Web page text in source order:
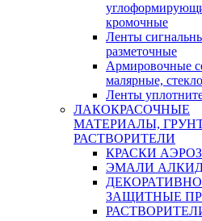
кромочные
Ленты
разметочные
Армировочные
малярные,
Ленты
ЛАКОКРАСОЧНЫЕ
МАТЕРИАЛЫ,
РАСТВОРИТЕЛИ
КРАСКИ
ЭМАЛИ
ЗАЩИТНЫЕ